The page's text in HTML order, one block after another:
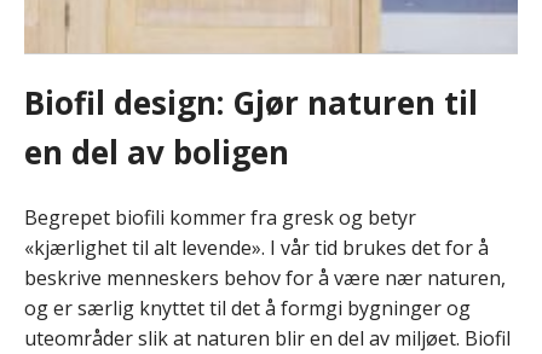
Biofil design: Gjør naturen til
en del av boligen
Begrepet biofili kommer fra gresk og betyr
«kjærlighet til alt levende». I vår tid brukes det for å
beskrive menneskers behov for å være nær naturen,
og er særlig knyttet til det å formgi bygninger og
uteområder slik at naturen blir en del av miljøet. Biofil